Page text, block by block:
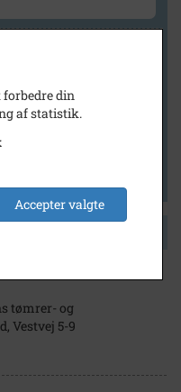
tømrer- og
Vestvej 5-9
din
af statistik.
Accepter valgte